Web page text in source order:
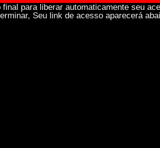
para liberar automaticamente seu
Seu link de acesso aparecerá